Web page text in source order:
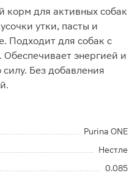
для активных собак
утки, пасты и
Подходит для собак с
энергией и
Без добавления
Purina ONE
Нестле
0.085